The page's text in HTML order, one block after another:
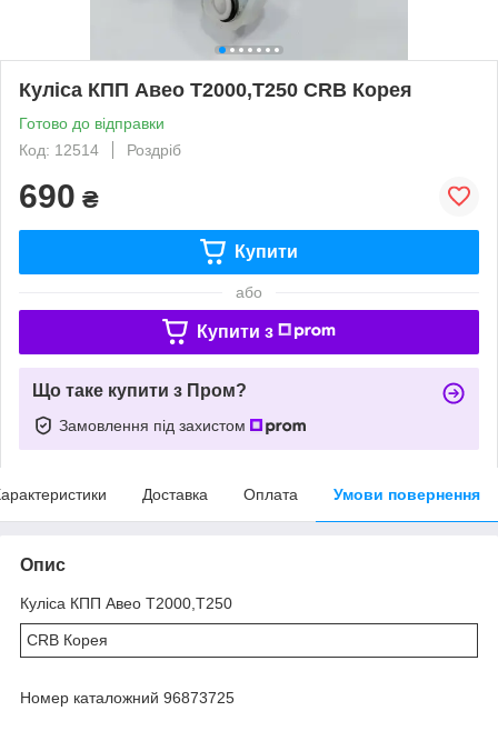
Куліса КПП Авео Т2000,Т250 CRB Корея
Готово до відправки
Код: 12514
Роздріб
690 ₴
Купити
або
Купити з
Що таке купити з Пром?
Замовлення під захистом
Доставка Оплата Умови повернення
Опис
Куліса КПП Авео Т2000,Т250
CRB Корея
Номер каталожний 96873725